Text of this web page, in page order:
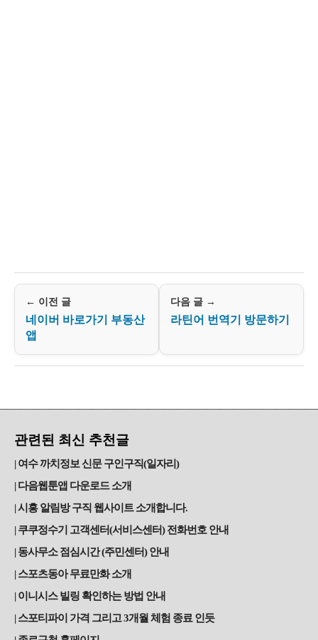
← 이전 글
네이버 바로가기 부동산
앱
다음 글 →
라틴어 번역기 방문하기
관련된 최신 추천글
여수 까치정보 신문 구인구직(일자리)
다음웹툰앱 다운로드 소개
시흥 알림방 구직 웹사이트 소개합니다.
쿠쿠정수기 고객센터(서비스센터) 전화번호 안내
동사무소 점심시간 (주민센터) 안내
스포츠동아 무료만화 소개
이니시스 빌링 확인하는 방법 안내
스포티파이 가격 그리고 3개월 체험 종료 인듯